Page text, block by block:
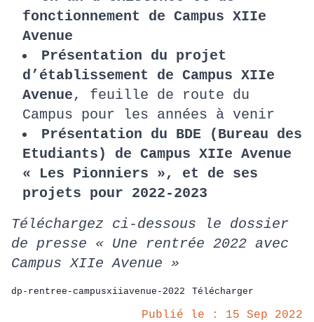
fonctionnement de Campus XIIe
Avenue
Présentation du projet
d’établissement de Campus XIIe
Avenue, feuille de route du
Campus pour les années à venir
Présentation du BDE (Bureau des
Etudiants) de Campus XIIe Avenue
« Les Pionniers », et de ses
projets pour 2022-2023
Téléchargez ci-dessous le dossier
de presse « Une rentrée 2022 avec
Campus XIIe Avenue »
dp-rentree-campusxiiavenue-2022 Télécharger
Publié le : 15 Sep 2022